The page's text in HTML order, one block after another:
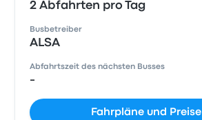
2 Abfahrten pro Tag
Busbetreiber
ALSA
Abfahrtszeit des nächsten Busses
-
Fahrpläne und Preise